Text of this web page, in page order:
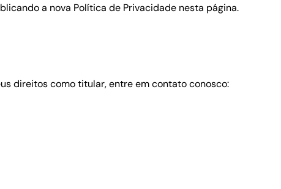
a nova Política de Privacidade nesta página.
direitos como titular, entre em contato conosco: